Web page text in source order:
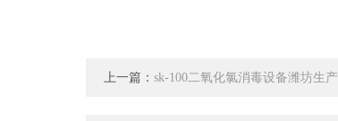
上一篇： sk-100二氧化氯消毒设备潍坊生产